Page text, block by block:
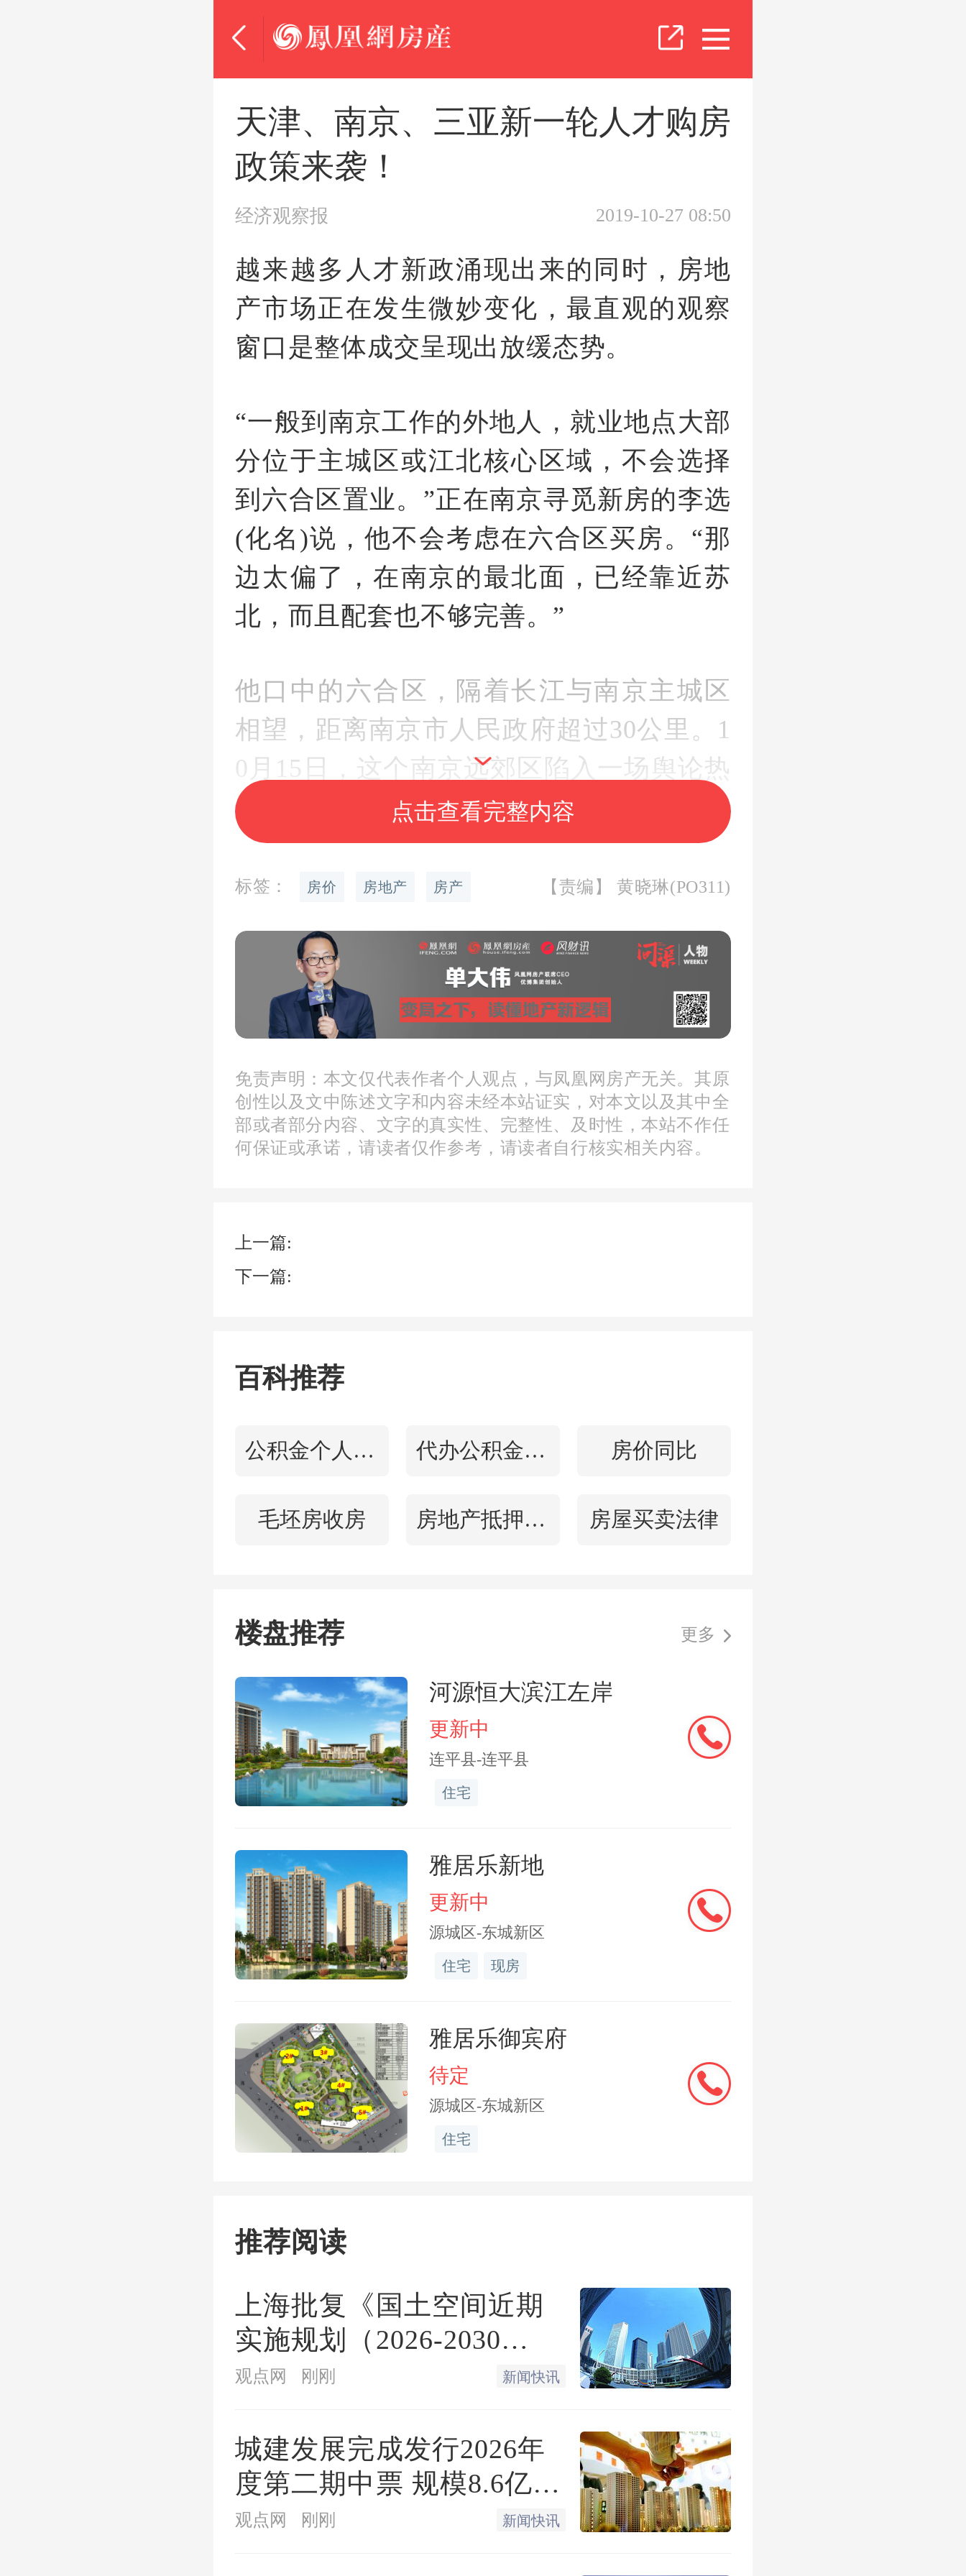
天津、南京、三亚新一轮人才购房
政策来袭！
经济观察报 2019-10-27 08:50
越来越多人才新政涌现出来的同时，房地
产市场正在发生微妙变化，最直观的观察
窗口是整体成交呈现出放缓态势。
“一般到南京工作的外地人，就业地点大部
分位于主城区或江北核心区域，不会选择
到六合区置业。”正在南京寻觅新房的李选
(化名)说，他不会考虑在六合区买房。“那
边太偏了，在南京的最北面，已经靠近苏
北，而且配套也不够完善。”
他口中的六合区，隔着长江与南京主城区
相望，距离南京市人民政府超过30公里。1
0月15日，这个南京远郊区陷入一场舆论热
议中，有消息称当地不动产交易中心对外
释放信号——非南京户籍名下无房者，只
要拥有大专及以上学历，提供南京市居住
证和学历证明，或与南京市正规劳动合
同，即可在六合区开具购房证明并购房，
不需要社保或个税证明。
此前，六合区对外地购房者的限定条件
是，需提供近3年内在南京累计缴纳2年及
以上个税证明或社保证明，不得通过补缴
尽管当地政府相关部门一再强调，此举是
天津滨海新区、宝坻、三亚等地，他们都
最新的人才引进政策虽然也指向降低社保
房群体还是对区域的惠及面都设置了特定
条件，定向、聚焦成为此轮楼市政策共同
的标签。
定向引进人才
一个城市，以前曾在南京工作多年，如今
坐标暂定北京，选择回南京购房是为结婚
提前做准备。相比其他外地购房者，李选
时，他就将户口落到南京。“我最近看房的
地点基本都在江宁一带，南京楼市现在比
较火的，也就江宁和江北两个区域了，南
京主城区比如河西、鼓楼等价格高，供应
算真正的南京区域。”六合区的最新消息刚
虽然不算真正意义上的外地购房者，但李
选对于购房区域的选择，与绝大部分外地
诉经济观察报，目前六合的均价在1.5-1.8
万元/平方米左右，主城区新房价格已经达
到3-4万元/平方米，热门区域江宁的房价也
点击查看完整内容
标签： 房价 房地产 房产 【责编】 黄晓琳(PO311)
免责声明：本文仅代表作者个人观点，与凤凰网房产无关。其原
创性以及文中陈述文字和内容未经本站证实，对本文以及其中全
部或者部分内容、文字的真实性、完整性、及时性，本站不作任
何保证或承诺，请读者仅作参考，请读者自行核实相关内容。
上一篇:
下一篇:
百科推荐
公积金个人提取 代办公积金贷款 房价同比
毛坯房收房 房地产抵押贷款 房屋买卖法律
楼盘推荐 更多
河源恒大滨江左岸
更新中
连平县-连平县
住宅
雅居乐新地
更新中
源城区-东城新区
住宅 现房
雅居乐御宾府
待定
源城区-东城新区
住宅
推荐阅读
上海批复《国土空间近期
实施规划（2026-2030
年）》
观点网 刚刚 新闻快讯
城建发展完成发行2026年
度第二期中票 规模8.6亿元
利率2.14%
观点网 刚刚 新闻快讯